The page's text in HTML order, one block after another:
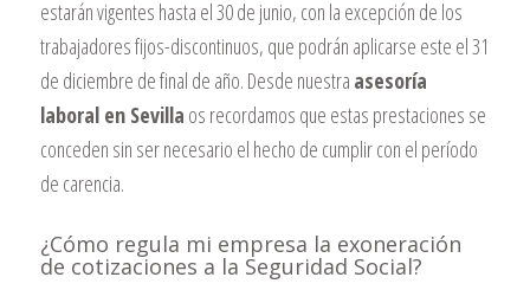
estarán vigentes hasta el 30 de junio, con la excepción de los
trabajadores fijos-discontinuos, que podrán aplicarse este el 31
de diciembre de final de año. Desde nuestra asesoría
laboral en Sevilla os recordamos que estas prestaciones se
conceden sin ser necesario el hecho de cumplir con el período
de carencia.
¿Cómo regula mi empresa la exoneración
de cotizaciones a la Seguridad Social?